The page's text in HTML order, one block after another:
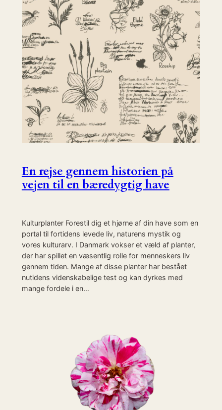
En rejse gennem historien på
vejen til en bæredygtig have
Kulturplanter Forestil dig et hjørne af din have som en
portal til fortidens levede liv, naturens mystik og
vores kulturarv. I Danmark vokser et væld af planter,
der har spillet en væsentlig rolle for menneskers liv
gennem tiden. Mange af disse planter har bestået
nutidens videnskabelige test og kan dyrkes med
mange fordele i en…